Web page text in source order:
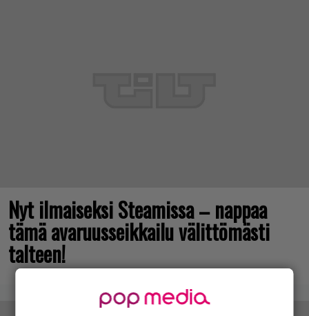
Nyt ilmaiseksi Steamissa – nappaa
tämä avaruusseikkailu välittömästi
talteen!